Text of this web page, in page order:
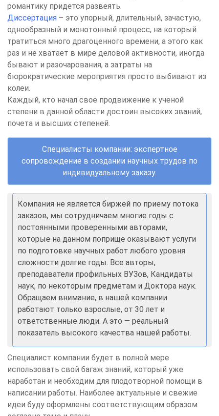
романтику придется развеять.
Диссертация – это упорный, длительный, зачастую,
однообразный и монотонный процесс, на который
тратиться много драгоценного времени, а этого как
раз и не хватает в мире деловой активности, иногда
бывают и разочарования, а затраты на
бюрократические мероприятия просто выбивают из
колеи.
Каждый, кто начал свое продвижение к ученой
степени в данной области достоин высоких званий,
почета и высших степеней.
Специалисты компании: экспертное
сопровождение в создании научных трудов по
индивидуальному заказу.
Компания не является биржей по приему потока
заказов, мы сотрудничаем многие годы с
постоянными проверенными авторами,
которые на данном поприще оказывают услуги
по подготовке научных работ любого уровня
сложности долгие годы. Все авторы,
преподаватели профильных ВУЗов, Кандидаты
наук, по некоторым предметам и Доктора наук.
Обращаем внимание, в нашей компании
работают только взрослые, от 30 лет и
ответственные люди. А это — реальный
показатель высокого качества нашей работы.
Специалист компании будет в полной мере
использовать свой багаж знаний, который уже
наработан и необходим для плодотворной помощи в
написании работы. Наиболее актуальные и свежие
идеи буду оформлены соответствующим образом